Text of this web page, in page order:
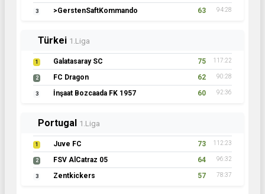
3 >GerstenSaftKommando 63 94:28
Türkei 1.Liga
1 Galatasaray SC 75 117:22
2 FC Dragon 62 90:28
3 İnşaat Bozcaada FK 1957 60 92:36
Portugal 1.Liga
1 Juve FC 73 112:23
2 FSV AlCatraz 05 64 96:32
3 Zentkickers 57 78:37